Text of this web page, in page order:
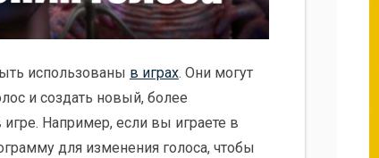
использованы в играх. Они могут
и создать новый, более
Например, если вы играете в
для изменения голоса, чтобы